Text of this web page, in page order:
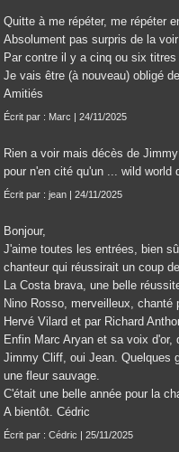
Quitte à me répéter, me répéter
Absolument pas surpris de la
Par contre il y a cinq ou six
Je vais être (à nouveau) obligé
Amitiés
Écrit par : Marc | 24/11/2025
Rien a voir mais décès de
pour n'en cité qu'un ... wild
Écrit par : jean | 24/11/2025
Bonjour,
J'aime toutes les entrées, bien
chanteur qui réussirait un coup
La Costa brava, une belle
Nino Rosso, merveilleux,
Hervé Vilard et par Richard
Enfin Marc Aryan et sa voix
Jimmy Cliff, oui Jean. Quelques
une fleur sauvage.
C'était une belle année pour la
A bientôt. Cédric
Écrit par : Cédric | 25/11/2025